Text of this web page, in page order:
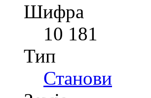
Шифра
10 181
Тип
Станови